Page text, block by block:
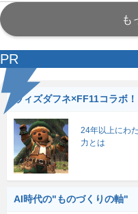
も
PR
ウィズダフネ×FF11コラボ！
24年以上にわ
力とは
AI時代の"ものづくりの軸"